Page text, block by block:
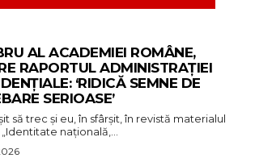
AL ACADEMIEI ROMÂNE,
RAPORTUL ADMINISTRAȚIEI
‘RIDICĂ SEMNE DE
SERIOASE’
să trec și eu, în sfârșit, în revistă materialul
națională,...